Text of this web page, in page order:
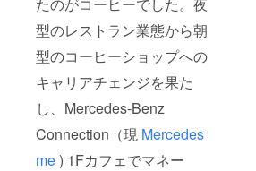
型のレストラン業態から朝
型のコーヒーショップへの
キャリアチェンジを果た
し、Mercedes-Benz
Connection（現 Mercedes
me) 1Fカフェでマネー